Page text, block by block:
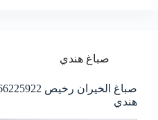
صباغ هندي
هندي